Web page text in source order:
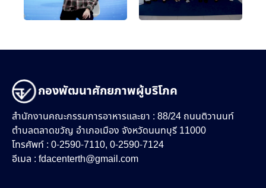
กองพัฒนาศักยภาพผู้บริโภค
สำนักงานคณะกรรมการอาหารและยา : 88/24 ถนนติวานนท์
ตำบลตลาดขวัญ อำเภอเมือง จังหวัดนนทบุรี 11000
โทรศัพท์ : 0-2590-7110, 0-2590-7124
อีเมล : fdacenterth@gmail.com